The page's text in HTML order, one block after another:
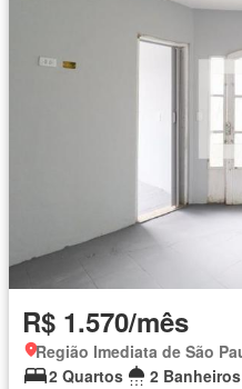
R$ 1.570/mês
2 Quartos
2 Banheiros